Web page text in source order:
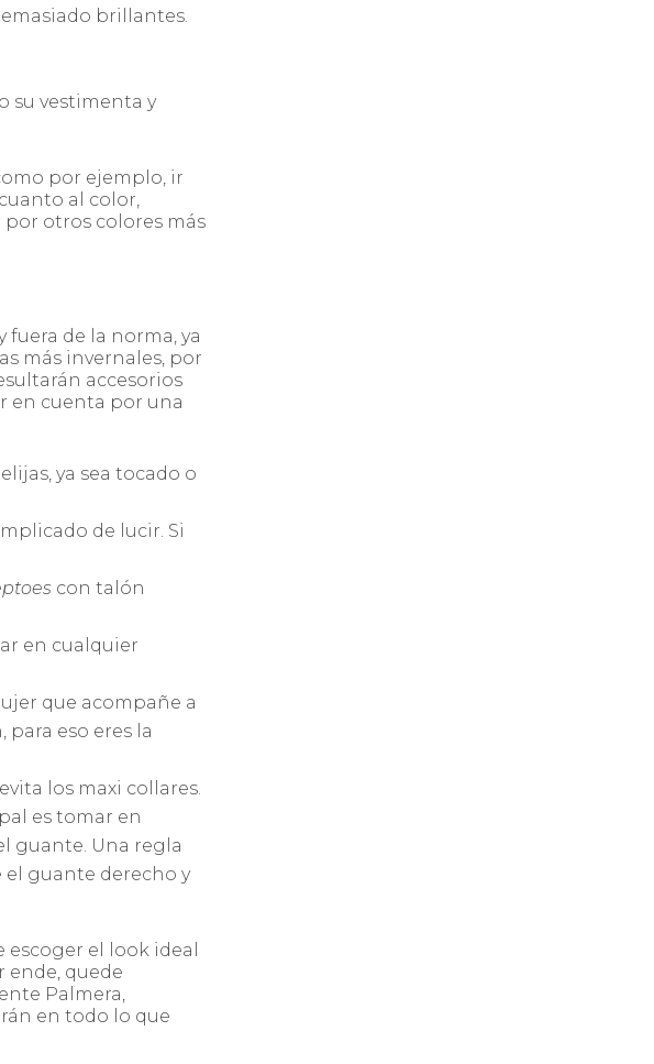
brillantes.
su vestimenta y
por ejemplo, ir
al color,
otros colores más
de la norma, ya
más invernales, por
accesorios
en cuenta por una
ya sea tocado o
de lucir. Si
con talón
en cualquier
que acompañe a
eso eres la
los maxi collares.
es tomar en
guante. Una regla
el guante derecho y
el look ideal
ende, quede
Palmera,
en todo lo que